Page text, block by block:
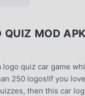
QUIZ MOD
logo quiz car game
250 logos!If you
then this car